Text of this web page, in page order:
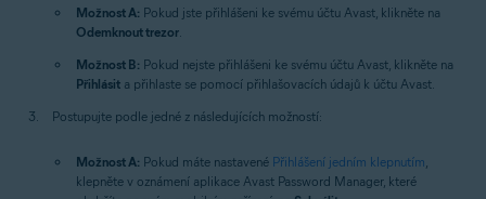
Možnost A: Pokud jste přihlášeni ke svému účtu Avast, klikněte na
Odemknout trezor.
Možnost B: Pokud nejste přihlášeni ke svému účtu Avast, klikněte na
Přihlásit a přihlaste se pomocí přihlašovacích údajů k účtu Avast.
Postupujte podle jedné z následujících možností:
Možnost A: Pokud máte nastavené Přihlášení jedním klepnutím,
klepněte v oznámení aplikace Avast Password Manager, které